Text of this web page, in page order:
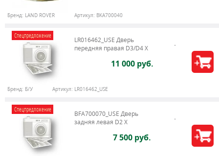
Бренд: LAND ROVER Артикул: BKA700040
Спецпредложение
LR016462_USE Дверь
передняя правая D3/D4 Х
11 000 руб.
Бренд: Б/У Артикул: LR016462_USE
Спецпредложение
BFA700070_USE Дверь
задняя левая D2 X
7 500 руб.